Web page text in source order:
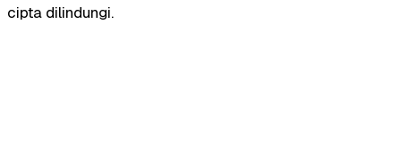
cipta dilindungi.